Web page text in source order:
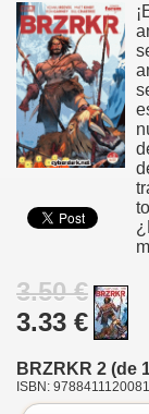
3.50 €
3.33 €
BRZRKR 2 (de
ISBN: